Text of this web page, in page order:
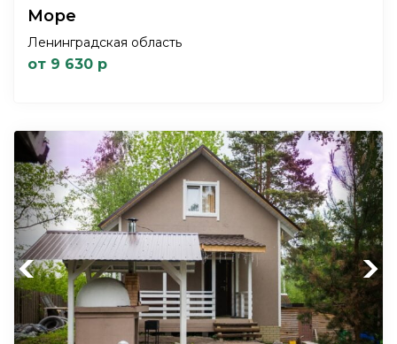
Море
Ленинградская область
от 9 630 р
Previous Next